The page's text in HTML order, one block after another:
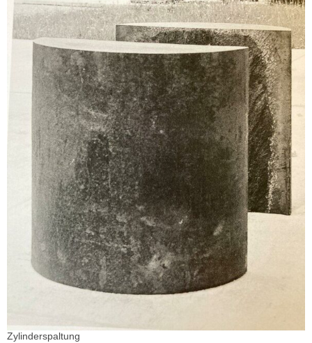
Zylinderspaltung